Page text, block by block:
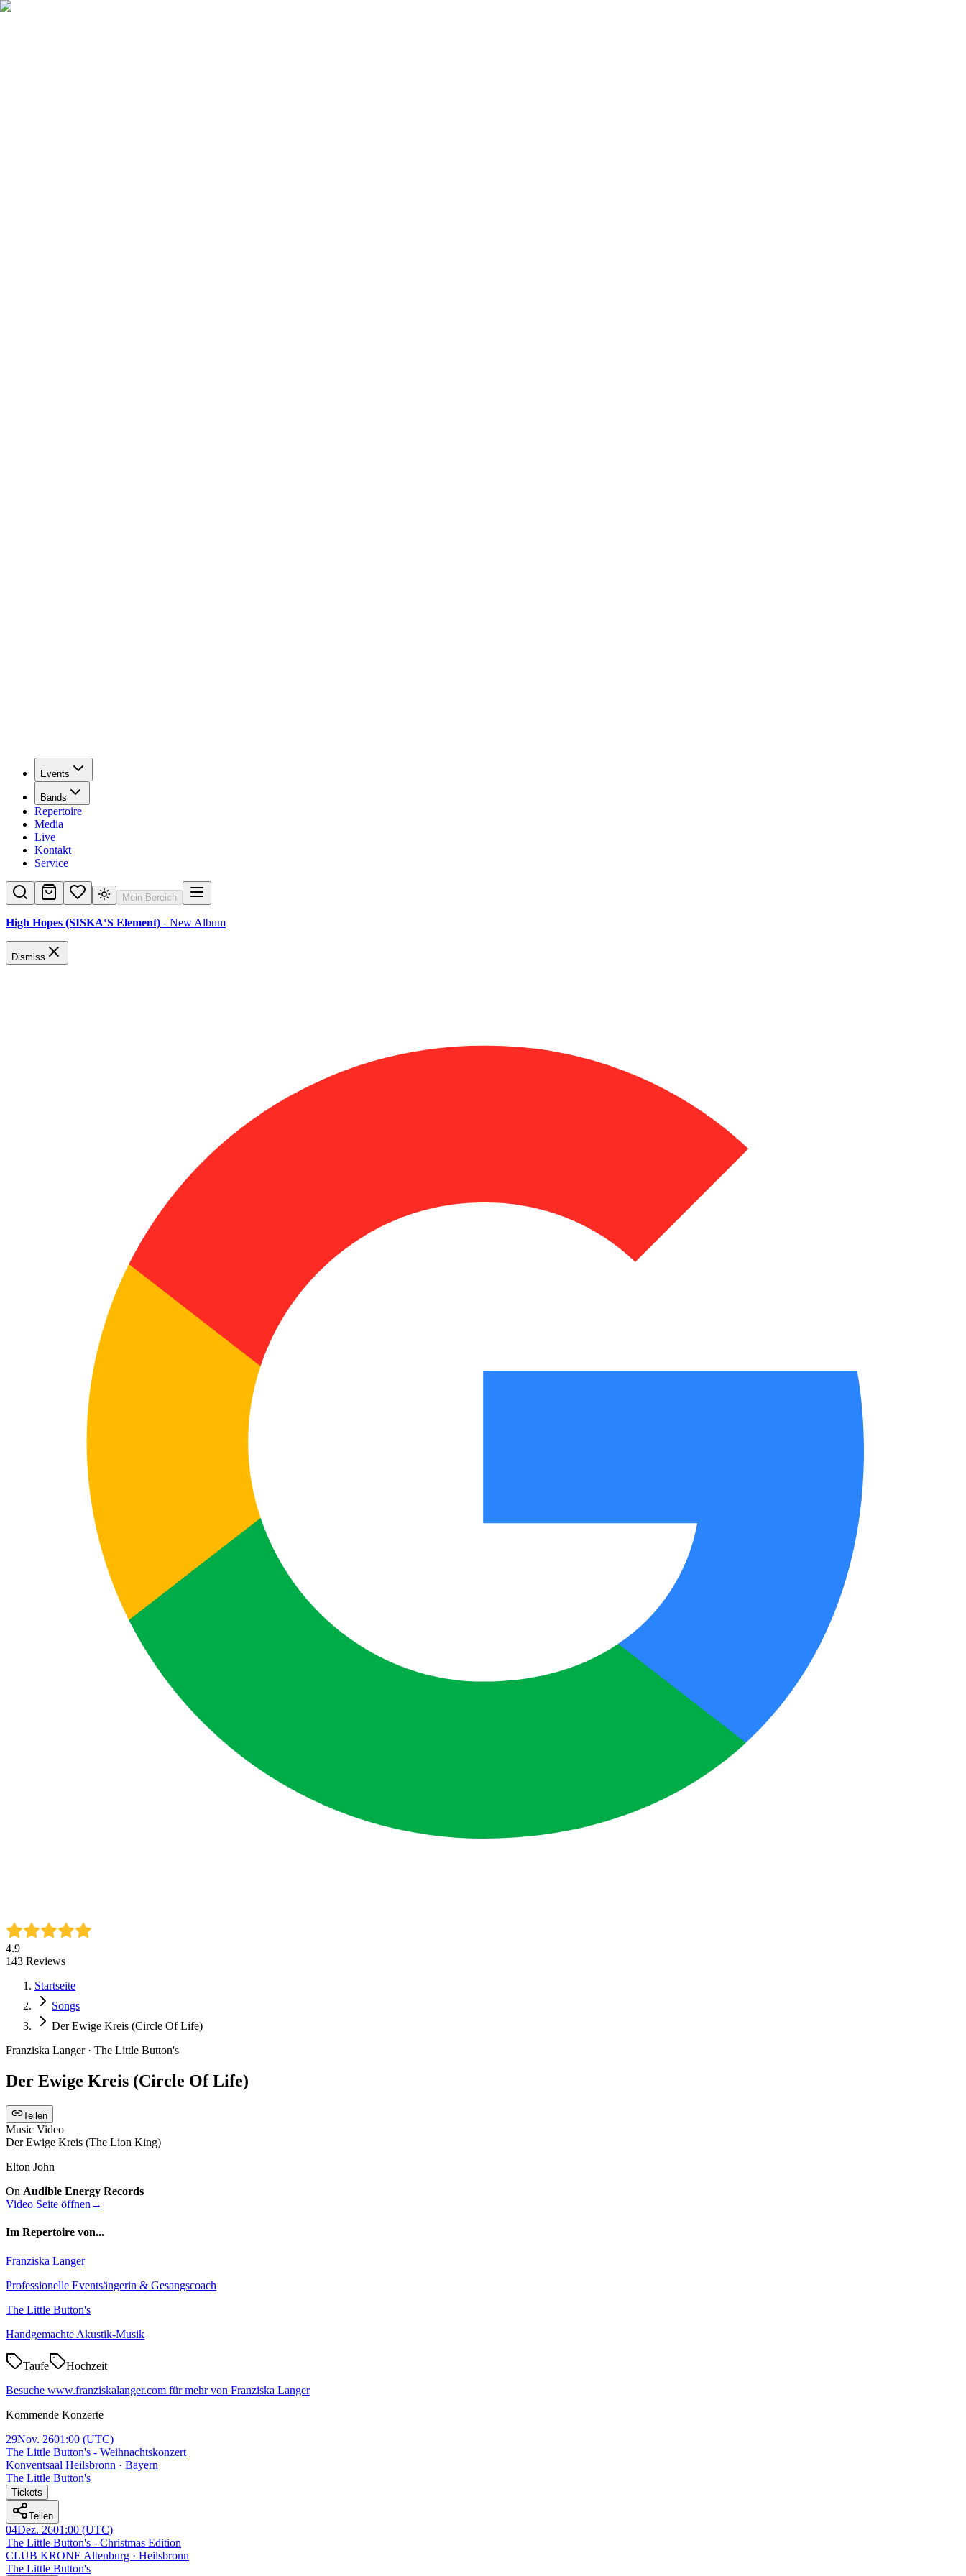
Events
Bands
Repertoire
Media
Live
Kontakt
Service
Mein Bereich
High Hopes (SISKA‘S Element) - New Album
Dismiss
4.9
143 Reviews
Startseite
Songs
Der Ewige Kreis (Circle Of Life)
Franziska Langer · The Little Button's
Der Ewige Kreis (Circle Of Life)
Teilen
Music Video
Der Ewige Kreis (The Lion King)
Elton John
On Audible Energy Records
Video Seite öffnen →
Im Repertoire von...
Franziska Langer
Professionelle Eventsängerin & Gesangscoach
The Little Button's
Handgemachte Akustik-Musik
Taufe
Hochzeit
Besuche www.franziskalanger.com für mehr von Franziska Langer
Kommende Konzerte
29Nov. 2601:00 (UTC)
The Little Button's - Weihnachtskonzert
Konventsaal Heilsbronn · Bayern
The Little Button's
Tickets
Teilen
04Dez. 2601:00 (UTC)
The Little Button's - Christmas Edition
CLUB KRONE Altenburg · Heilsbronn
The Little Button's